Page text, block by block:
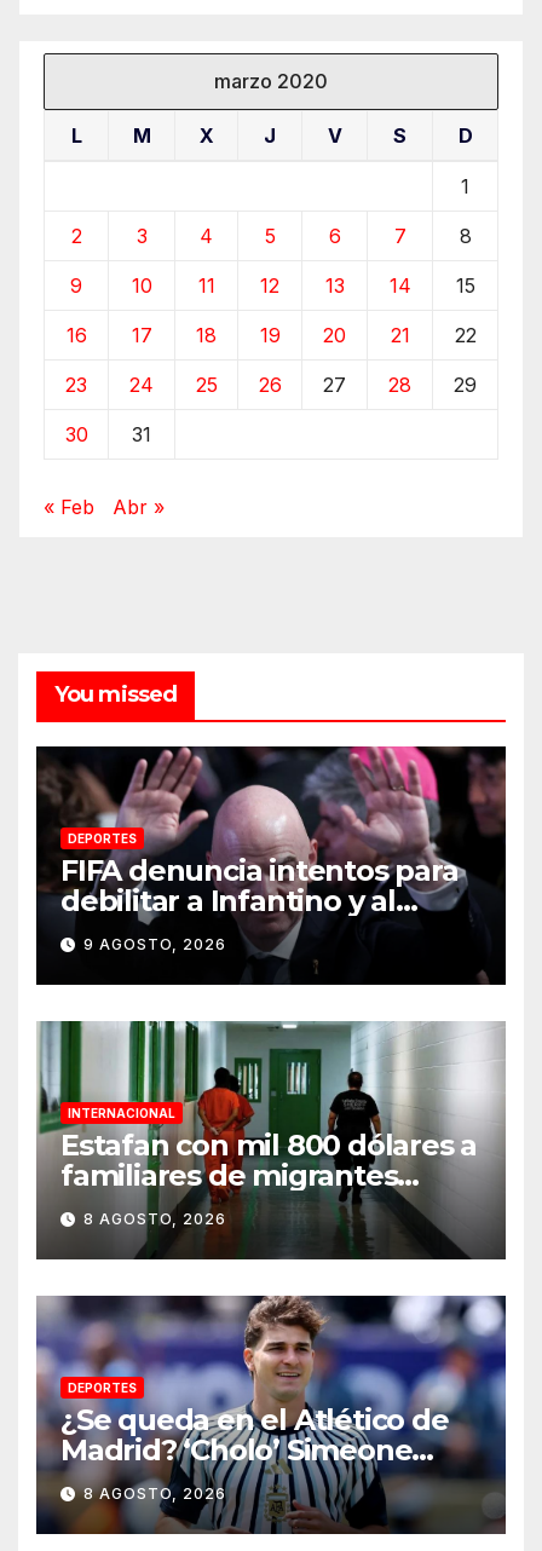
marzo 2020
L M X J V S D
1
2 3 4 5 6 7 8
9 10 11 12 13 14 15
16 17 18 19 20 21 22
23 24 25 26 27 28 29
30 31
« Feb Abr »
You missed
DEPORTES
FIFA denuncia intentos para
debilitar a Infantino y al
propio organismo
9 AGOSTO, 2026
INTERNACIONAL
Estafan con mil 800 dólares a
familiares de migrantes
detenidos en Estados Unidos;
prometen liberarlos
8 AGOSTO, 2026
DEPORTES
¿Se queda en el Atlético de
Madrid? ‘Cholo’ Simeone
responde contundente sobre
el futuro de Julián Álvarez
8 AGOSTO, 2026